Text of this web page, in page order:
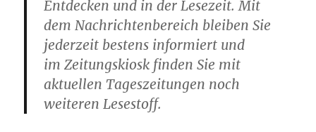
Entdecken und in der Lesezeit. Mit
dem Nachrichtenbereich bleiben Sie
jederzeit bestens informiert und
im Zeitungskiosk finden Sie mit
aktuellen Tageszeitungen noch
weiteren Lesestoff.